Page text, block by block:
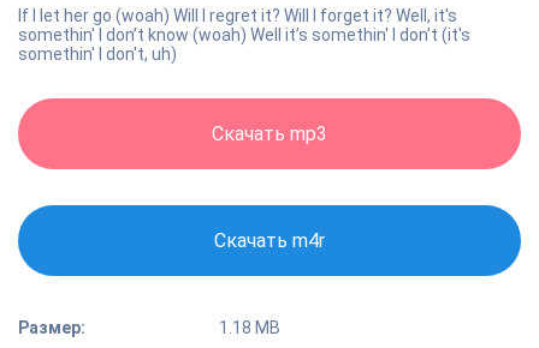
If I let her go (woah) Will I regret it? Will I forget it? Well, it's
somethin' I don’t know (woah) Well it’s somethin' I don’t (it's
somethin' I don't, uh)
Скачать mp3
Скачать m4r
Размер:
1.18 MB